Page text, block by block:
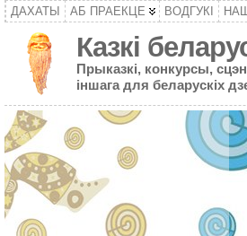
ДАХАТЫ АБ ПРАЕКЦЕ ВОДГУКІ
Казкі
Прыказкі, конкурсы,
іншага для беларускіх